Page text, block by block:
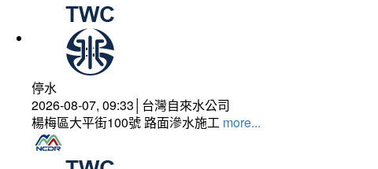
停水
2026-08-07, 09:33│台灣自來水公司
楊梅區大平街100號 路面滲水施工 more...